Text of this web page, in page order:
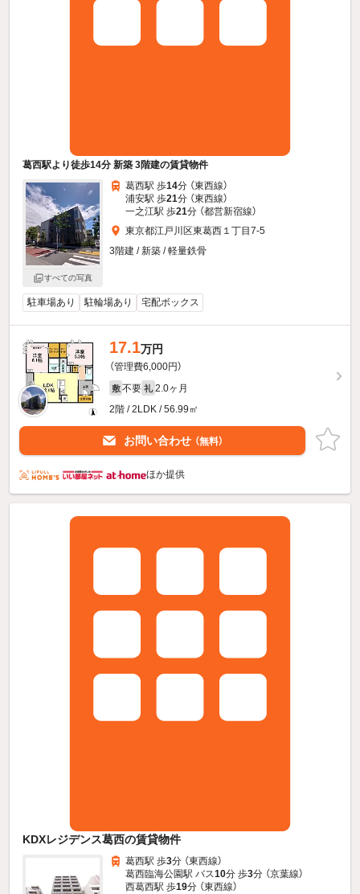
葛西駅より徒歩14分 新築 3階建の賃貸物件
すべての写真
葛西駅 歩14分 （東西線）
浦安駅 歩21分 （東西線）
一之江駅 歩21分 （都営新宿線）
東京都江戸川区東葛西１丁目7-5
3階建 / 新築 / 軽量鉄骨
駐車場あり 駐輪場あり 宅配ボックス
17.1万円
（管理費6,000円）
敷 不要 礼 2.0ヶ月
2階 / 2LDK / 56.99㎡
お問い合わせ （無料）
ほか提供
KDXレジデンス葛西の賃貸物件
葛西駅 歩3分 （東西線）
葛西臨海公園駅 バス10分 歩3分 （京葉線）
西葛西駅 歩19分 （東西線）